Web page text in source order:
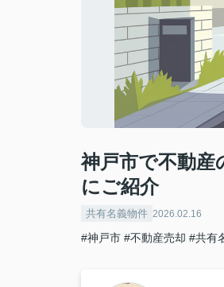
神戸市で不動産
にご紹介
共有名義物件 2026.02.16
#神戸市 #不動産売却 #共有